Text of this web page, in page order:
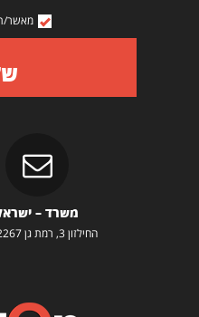
מאשר/
משרד –
החילזון 3, רמת גן 5252267